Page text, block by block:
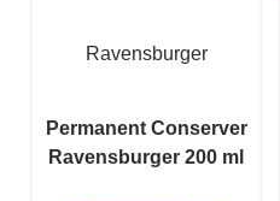
Ravensburger
Permanent Conserver
Ravensburger 200 ml